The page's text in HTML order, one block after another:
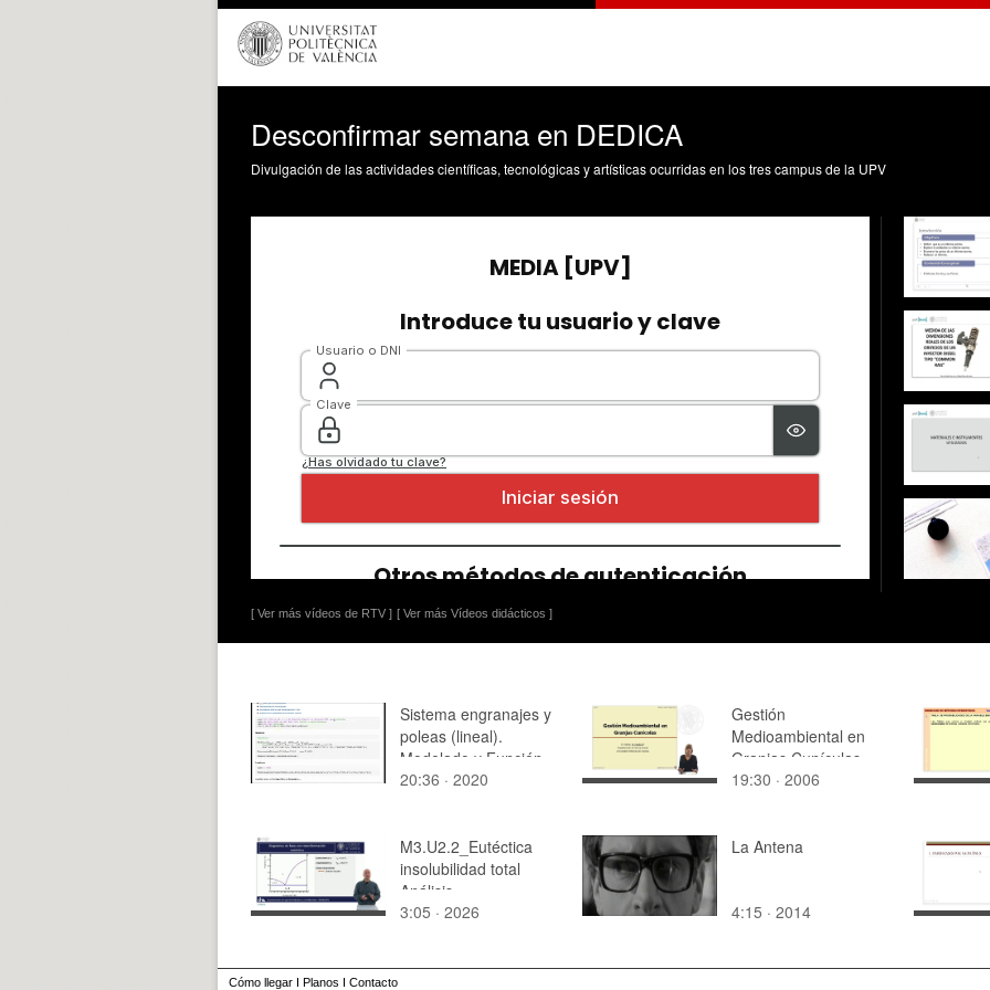
Desconfirmar semana en DEDICA
Divulgación de las actividades científicas, tecnológicas y artísticas ocurridas en los tres campus de la UPV
[ Ver más vídeos de RTV ] [ Ver más Vídeos didácticos ]
Sistema engranajes y
poleas (lineal).
Modelado y Función
de transferencia
20:36 · 2020
Gestión
Medioambiental en
Granjas Cunículas
19:30 · 2006
M3.U2.2_Eutéctica
insolubilidad total
Análisis
3:05 · 2026
La Antena
4:15 · 2014
Cómo llegar I Planos I Contacto